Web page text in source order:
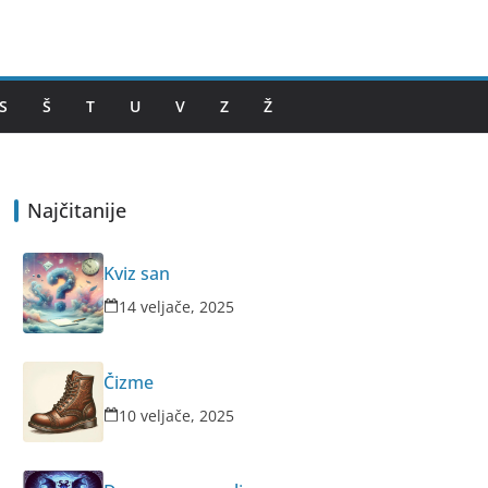
S Š T U V Z Ž
Najčitanije
Kviz san
14 veljače, 2025
Čizme
10 veljače, 2025